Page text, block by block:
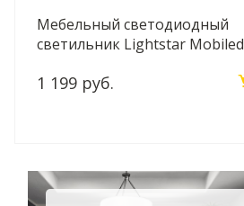
Мебельный светодиодный
светильник Lightstar Mobiled
1 199 руб.